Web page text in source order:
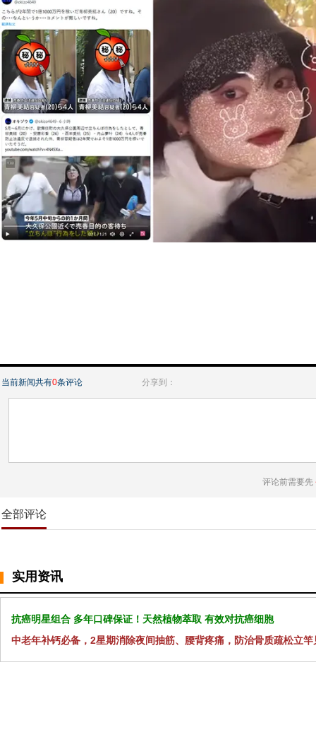
当前新闻共有0条评论 分享到：
评论前需要先
全部评论
实用资讯
抗癌明星组合 多年口碑保证！天然植物萃取 有效对抗癌细胞
中老年补钙必备，2星期消除夜间抽筋、腰背疼痛，防治骨质疏松立竿